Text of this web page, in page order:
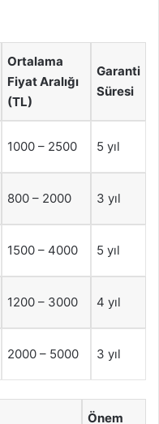
Ortalama
Fiyat Aralığı
(TL)
Garanti
Süresi
1000 – 2500 5 yıl
800 – 2000 3 yıl
1500 – 4000 5 yıl
1200 – 3000 4 yıl
2000 – 5000 3 yıl
Önem